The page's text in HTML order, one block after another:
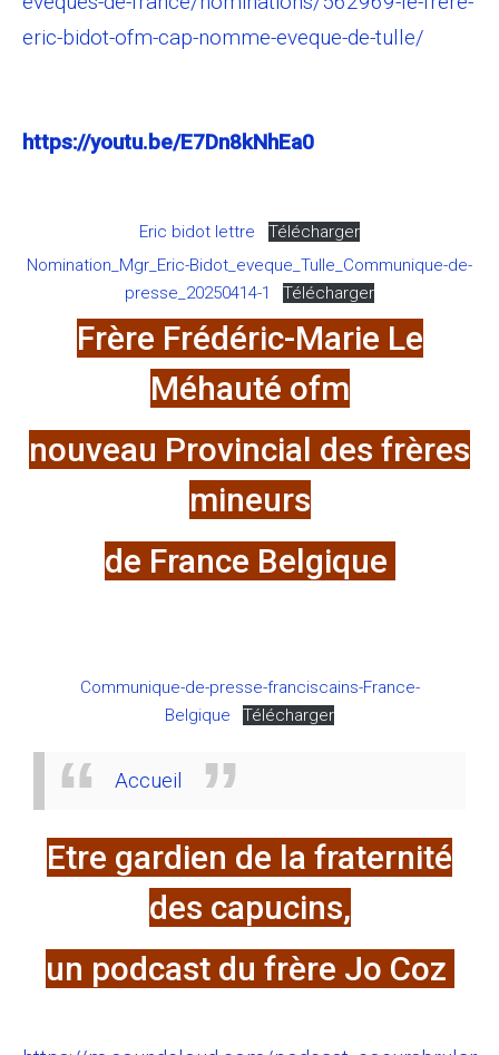
eric-bidot-ofm-cap-nomme-eveque-de-tulle/
https://youtu.be/E7Dn8kNhEa0
Eric bidot lettre
Télécharger
Nomination_Mgr_Eric-Bidot_eveque_Tulle_Communique-de-
presse_20250414-1
Télécharger
Frère Frédéric-Marie Le
Méhauté ofm
nouveau Provincial des frères
mineurs
de France Belgique
Communique-de-presse-franciscains-France-
Belgique
Télécharger
Accueil
Etre gardien de la fraternité
des capucins,
un podcast du frère Jo Coz